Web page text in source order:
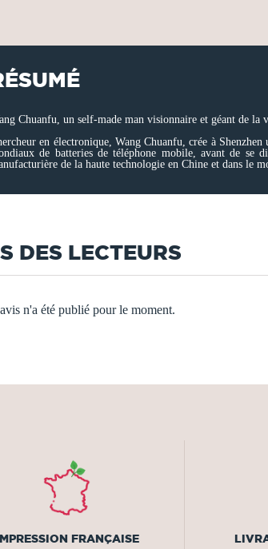
Chuanfu, un self-made man visionnaire et géant de la
en électronique, Wang Chuanfu, crée à
de batteries de téléphone mobile, avant de se
de la haute technologie en Chine et dans le
DES LECTEURS
n'a été publié pour le moment.
FRANÇAISE